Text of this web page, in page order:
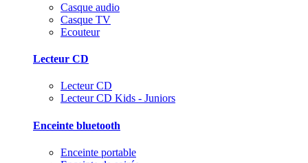
Casque audio
Casque TV
Ecouteur
Lecteur CD
Lecteur CD
Lecteur CD Kids - Juniors
Enceinte bluetooth
Enceinte portable